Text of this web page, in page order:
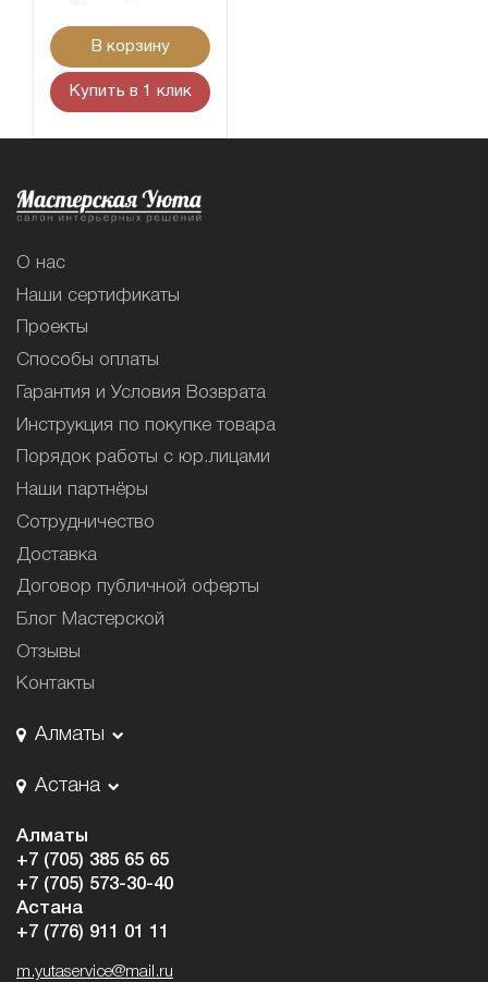
В корзину
Купить в 1 клик
О нас
Наши сертификаты
Проекты
Способы оплаты
Гарантия и Условия Возврата
Инструкция по покупке товара
Порядок работы с юр.лицами
Наши партнёры
Сотрудничество
Доставка
Договор публичной оферты
Блог Мастерской
Отзывы
Контакты
Алматы
Астана
Алматы
+7 (705) 385 65 65
+7 (705) 573-30-40
Астана
+7 (776) 911 01 11
m.yutaservice@mail.ru